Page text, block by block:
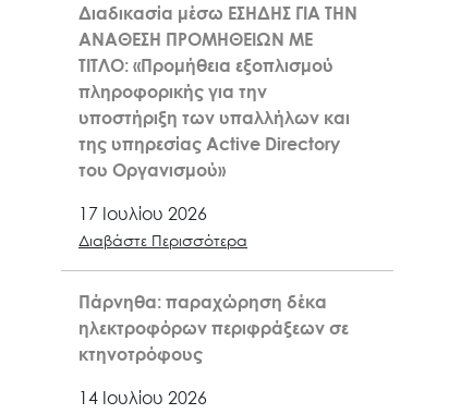
Διαδικασία μέσω ΕΣΗΔΗΣ ΓΙΑ ΤΗΝ
ΑΝΑΘΕΣΗ ΠΡΟΜΗΘΕΙΩΝ ΜΕ
ΤΙΤΛΟ: «Προμήθεια εξοπλισμού
πληροφορικής για την
υποστήριξη των υπαλλήλων και
της υπηρεσίας Active Directory
του Οργανισμού»
17 Ιουλίου 2026
Διαβάστε Περισσότερα
Πάρνηθα: παραχώρηση δέκα
ηλεκτροφόρων περιφράξεων σε
κτηνοτρόφους
14 Ιουλίου 2026